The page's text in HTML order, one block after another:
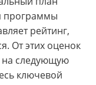
программы
рейтинг,
От этих оценок
на следующую
ключевой